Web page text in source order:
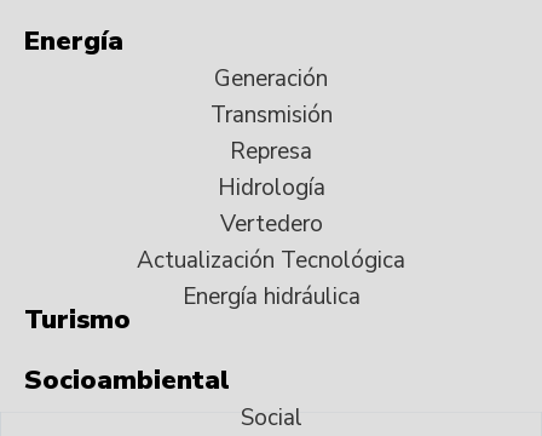
Energía
Generación
Transmisión
Represa
Hidrología
Vertedero
Actualización Tecnológica
Energía hidráulica
Turismo
Socioambiental
Social